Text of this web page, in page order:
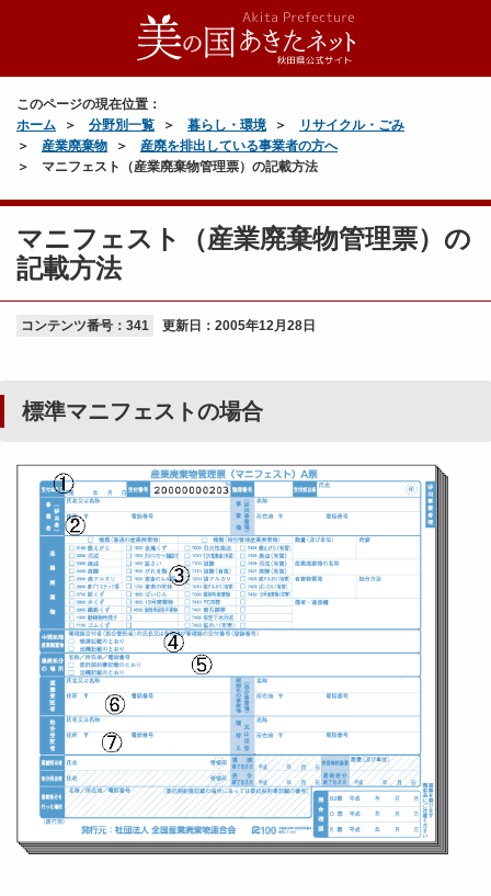
このページの現在位置：
ホーム
分野別一覧 暮らし・環境
リサイクル・ごみ
産業廃棄物
産廃を排出している事業者の方へ
マニフェスト（産業廃棄物管理票）の記載方法
マニフェスト（産業廃棄物管理票）の
記載方法
コンテンツ番号：341 更新日： 2005年12月28日
標準マニフェストの場合